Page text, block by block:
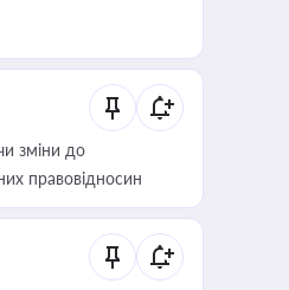
зміни до
правовідносин